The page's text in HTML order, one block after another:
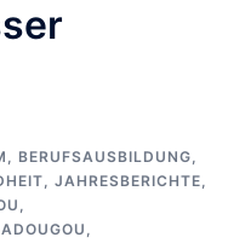
, BERUFSAUSBILDUNG,
, JAHRESBERICHTE,
,
,